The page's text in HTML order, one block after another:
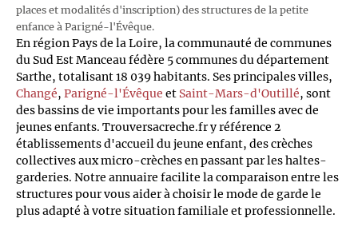
places et modalités d'inscription) des structures de la petite
enfance à Parigné-l'Évêque.
En région Pays de la Loire, la communauté de communes
du Sud Est Manceau fédère 5 communes du département
Sarthe, totalisant 18 039 habitants. Ses principales villes,
Changé, Parigné-l'Évêque et Saint-Mars-d'Outillé, sont
des bassins de vie importants pour les familles avec de
jeunes enfants. Trouversacreche.fr y référence 2
établissements d'accueil du jeune enfant, des crèches
collectives aux micro-crèches en passant par les haltes-
garderies. Notre annuaire facilite la comparaison entre les
structures pour vous aider à choisir le mode de garde le
plus adapté à votre situation familiale et professionnelle.